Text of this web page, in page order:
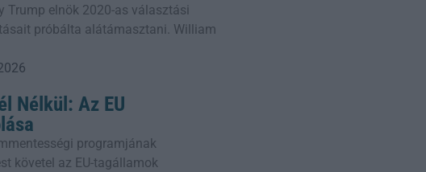
Trump elnök 2020-as választási
próbálta alátámasztani. William
Nélkül: Az EU
programjának
követel az EU-tagállamok